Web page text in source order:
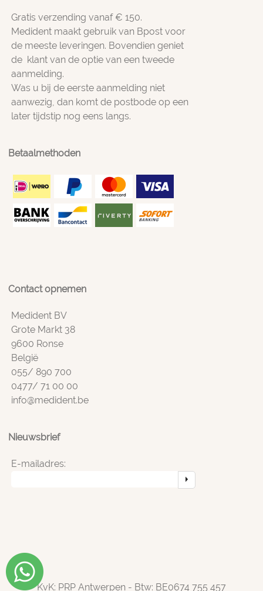
Gratis verzending vanaf € 150.
Medident maakt gebruik van Bpost voor
de meeste leveringen. Bovendien geniet
de klant van de optie van een tweede
aanmelding.
Was u bij de eerste aanmelding niet
aanwezig, dan komt de postbode op een
later tijdstip nog eens langs.
Betaalmethoden
Contact opnemen
Medident BV
Grote Markt 38
9600 Ronse
België
055/ 890 700
0477/ 71 00 00
info@medident.be
Nieuwsbrief
E-mailadres:
KvK: PRP Antwerpen - Btw: BE0674 755 457